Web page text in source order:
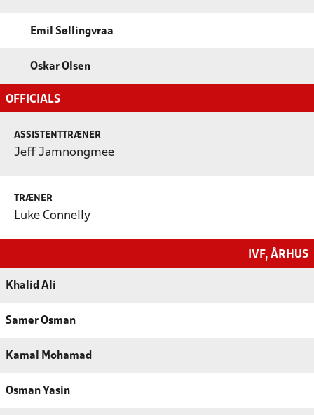
Emil Søllingvraa
Oskar Olsen
OFFICIALS
ASSISTENTTRÆNER
Jeff Jamnongmee
TRÆNER
Luke Connelly
IVF, ÅRHUS
Khalid Ali
Samer Osman
Kamal Mohamad
Osman Yasin